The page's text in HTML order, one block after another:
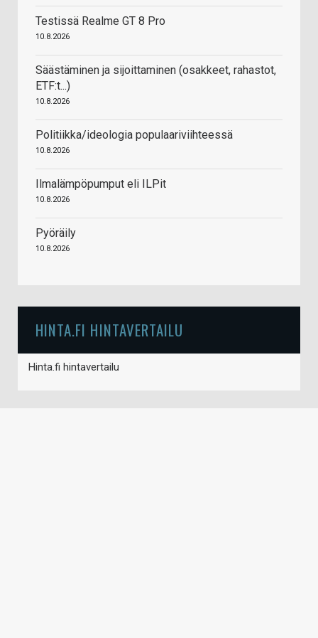
Testissä Realme GT 8 Pro
10.8.2026
Säästäminen ja sijoittaminen (osakkeet, rahastot,
ETF:t...)
10.8.2026
Politiikka/ideologia populaariviihteessä
10.8.2026
Ilmalämpöpumput eli ILPit
10.8.2026
Pyöräily
10.8.2026
HINTA.FI HINTAVERTAILU
Hinta.fi hintavertailu